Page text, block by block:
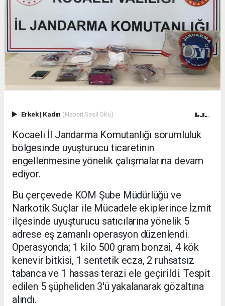
Erkek| Kadın (Haberi Sesli Oku)
Kocaeli İl Jandarma Komutanlığı sorumluluk
bölgesinde uyuşturucu ticaretinin
engellenmesine yönelik çalışmalarına devam
ediyor.
Bu çerçevede KOM Şube Müdürlüğü ve
Narkotik Suçlar ile Mücadele ekiplerince İzmit
ilçesinde uyuşturucu satıcılarına yönelik 5
adrese eş zamanlı operasyon düzenlendi.
Operasyonda; 1 kilo 500 gram bonzai, 4 kök
kenevir bitkisi, 1 sentetik ecza, 2 ruhsatsız
tabanca ve 1 hassas terazi ele geçirildi. Tespit
edilen 5 şüpheliden 3'ü yakalanarak gözaltına
alındı.